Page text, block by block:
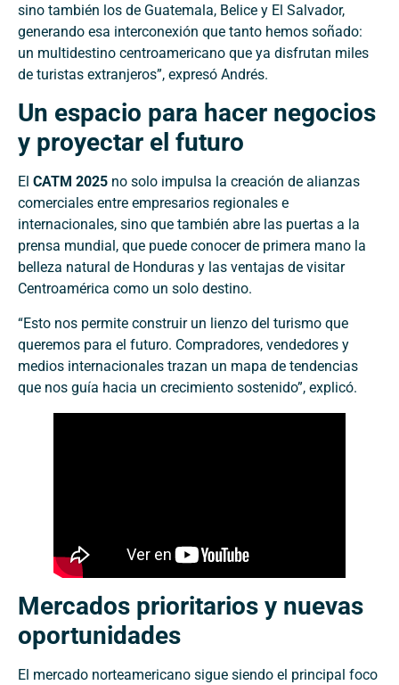
sino también los de Guatemala, Belice y El Salvador,
generando esa interconexión que tanto hemos soñado:
un multidestino centroamericano que ya disfrutan miles
de turistas extranjeros”, expresó Andrés.
Un espacio para hacer negocios
y proyectar el futuro
El CATM 2025 no solo impulsa la creación de alianzas
comerciales entre empresarios regionales e
internacionales, sino que también abre las puertas a la
prensa mundial, que puede conocer de primera mano la
belleza natural de Honduras y las ventajas de visitar
Centroamérica como un solo destino.
“Esto nos permite construir un lienzo del turismo que
queremos para el futuro. Compradores, vendedores y
medios internacionales trazan un mapa de tendencias
que nos guía hacia un crecimiento sostenido”, explicó.
Mercados prioritarios y nuevas
oportunidades
El mercado norteamericano sigue siendo el principal foco